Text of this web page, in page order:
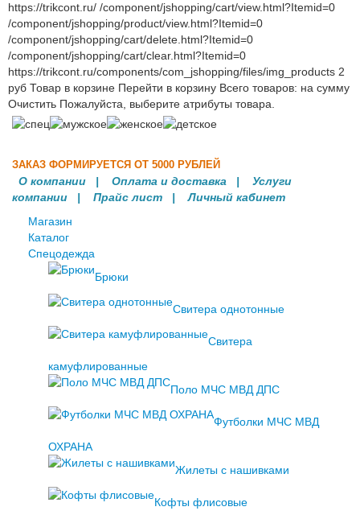
https://trikcont.ru/ /component/jshopping/cart/view.html?Itemid=0
/component/jshopping/product/view.html?Itemid=0
/component/jshopping/cart/delete.html?Itemid=0
/component/jshopping/cart/clear.html?Itemid=0
https://trikcont.ru/components/com_jshopping/files/img_products 2
руб Товар в корзине Перейти в корзину Всего товаров: на сумму
Очистить Пожалуйста, выберите атрибуты товара.
ЗАКАЗ ФОРМИРУЕТСЯ ОТ 5000 РУБЛЕЙ
О компании | Оплата и доставка | Услуги
компании | Прайс лист |Личный кабинет
Магазин
Каталог
Спецодежда
Брюки
Свитера однотонные
Свитера
камуфлированные
Поло МЧС МВД ДПС
Футболки МЧС МВД
ОХРАНА
Жилеты с нашивками
Кофты флисовые